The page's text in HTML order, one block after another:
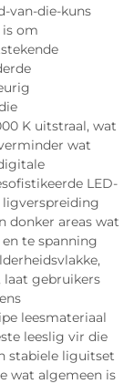
van-die-kuns
om
K uitstraal, wat
wat
LED-
donker areas wat
te spanning
laat gebruikers
leesmateriaal
leeslig vir die
stabiele liguitset
wat algemeen is